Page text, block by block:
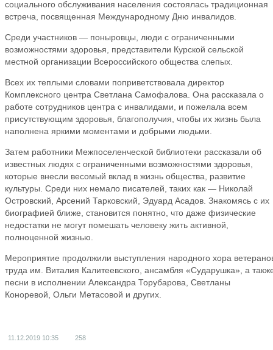
социального обслуживания населения состоялась традиционная
встреча, посвященная Международному Дню инвалидов.
Среди участников — поныровцы, люди с ограниченными
возможностями здоровья, представители Курской сельской
местной организации Всероссийского общества слепых.
Всех их теплыми словами поприветствовала директор
Комплексного центра Светлана Самофалова. Она рассказала о
работе сотрудников центра с инвалидами, и пожелала всем
присутствующим здоровья, благополучия, чтобы их жизнь была
наполнена яркими моментами и добрыми людьми.
Затем работники Межпоселенческой библиотеки рассказали об
известных людях с ограниченными возможностями здоровья,
которые внесли весомый вклад в жизнь общества, развитие
культуры. Среди них немало писателей, таких как — Николай
Островский, Арсений Тарковский, Эдуард Асадов. Знакомясь с их
биографией ближе, становится понятно, что даже физические
недостатки не могут помешать человеку жить активной,
полноценной жизнью.
Мероприятие продолжили выступления народного хора
труда им. Виталия Калитеевского, ансамбля «Сударушка», а
песни в исполнении Александра Торубарова, Светланы
Коноревой, Ольги Метасовой и других.
11.12.2019 10:35 258